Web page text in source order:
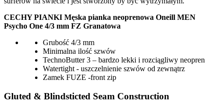
CECHY PIANKI Męska pianka neoprenowa Oneill MEN
Psycho One 4/3 mm FZ Granatowa
Grubość 4/3 mm
Minimalna ilość szwów
TechnoButter 3 – bardzo lekki i rozciągliwy neopren
Watertight - uszczelnienie szwów od zewnątrz
Zamek FUZE -front zip
Gluted & Blindsticted Seam Construction